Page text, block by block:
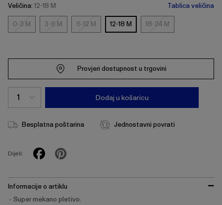
Veličina: 12-18 M Tablica veličina
0-3 M
0-
M
3-6 M
3-
M
6-12 M
6-
M
12-18 M 18-24 M
18-
M
Provjeri dostupnost u trgovini
Dodaj u košaricu
Besplatna poštarina Jednostavni povrati
Dijeli:
Informacije o artiklu
Super mekano pletivo.